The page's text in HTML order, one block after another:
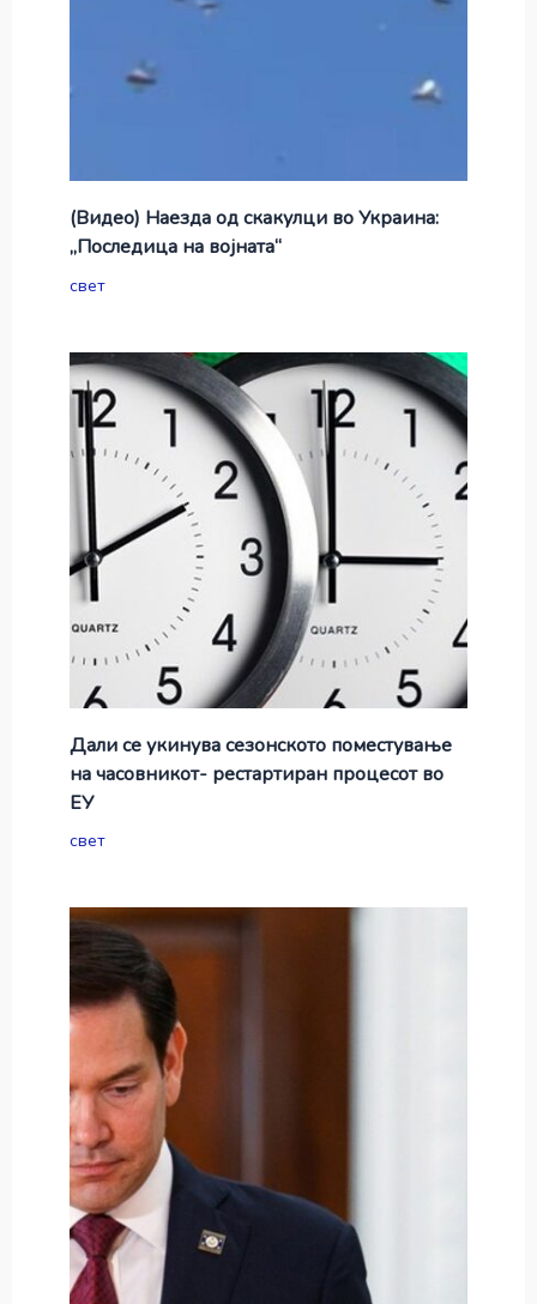
(Видео) Наезда од скакулци во Украина:
„Последица на војната“
свет
Дали се укинува сезонското поместување
на часовникот- рестартиран процесот во
ЕУ
свет